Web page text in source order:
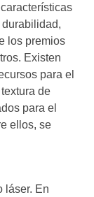
los premios
Existen
para el
de
para el
ellos, se
láser. En